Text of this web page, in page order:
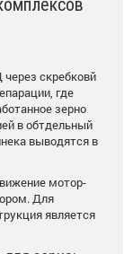
скребковй
где
зерно
в обтдельный
выводятся в
мотор-
Для
является